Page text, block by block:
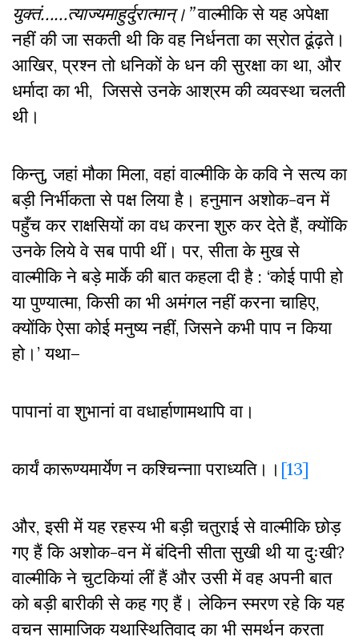
युक्तं……त्याज्यमाहुर्दुरात्मान्।”वाल्मीकि से यह अपेक्षा
नहीं की जा सकती थी कि वह निर्धनता का स्रोत ढूंढ़ते।
आखिर,प्रश्न तो धनिकों के धन की सुरक्षा का था, और
धर्मादा का भी, जिससे उनके आश्रम की व्यवस्था चलती
थी।
किन्तु,जहां मौका मिला,वहां वाल्मीकि के कवि ने सत्य का
बड़ी निर्भीकता से पक्ष लिया है। हनुमान अशोक-वन में
पहुँच कर राक्षसियों का वध करना शुरु कर देते हैं,क्योंकि
उनके लिये वे सब पापी थीं। पर,सीता के मुख से
वाल्मीकि ने बड़े मार्के की बात कहला दी है : ‘कोई पापी हो
या पुण्यात्मा,किसी का भी अमंगल नहीं करना चाहिए,
क्योंकि ऐसा कोई मनुष्य नहीं,जिसने कभी पाप न किया
हो।’ यथा–
पापानां वा शुभानां वा वधार्हाणामथापि वा।
कार्यं कारूण्यमार्येण न कश्चिन्नाा पराध्यति।। [13]
और,इसी में यह रहस्य भी बड़ी चतुराई से वाल्मीकि छोड़
गए हैं कि अशोक-वन में बंदिनी सीता सुखी थी या दुःखी?
वाल्मीकि ने चुटकियां लीं हैं और उसी में वह अपनी बात
को बड़ी बारीकी से कह गए हैं। लेकिन स्मरण रहे कि यह
वचन सामाजिक यथास्थितिवाद का भी समर्थन करता